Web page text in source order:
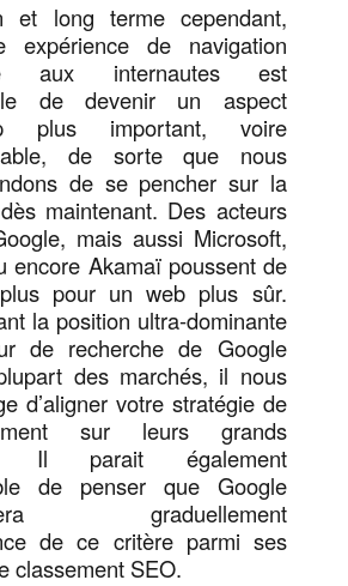
et long terme cependant,
expérience de navigation
aux internautes est
de devenir un aspect
plus important, voire
de sorte que nous
de se pencher sur la
maintenant. Des acteurs
mais aussi Microsoft,
encore Akamaï poussent de
pour un web plus sûr.
la position ultra-dominante
de recherche de Google
des marchés, il nous
d’aligner votre stratégie de
sur leurs grands
Il parait également
de penser que Google
graduellement
de ce critère parmi ses
classement SEO.